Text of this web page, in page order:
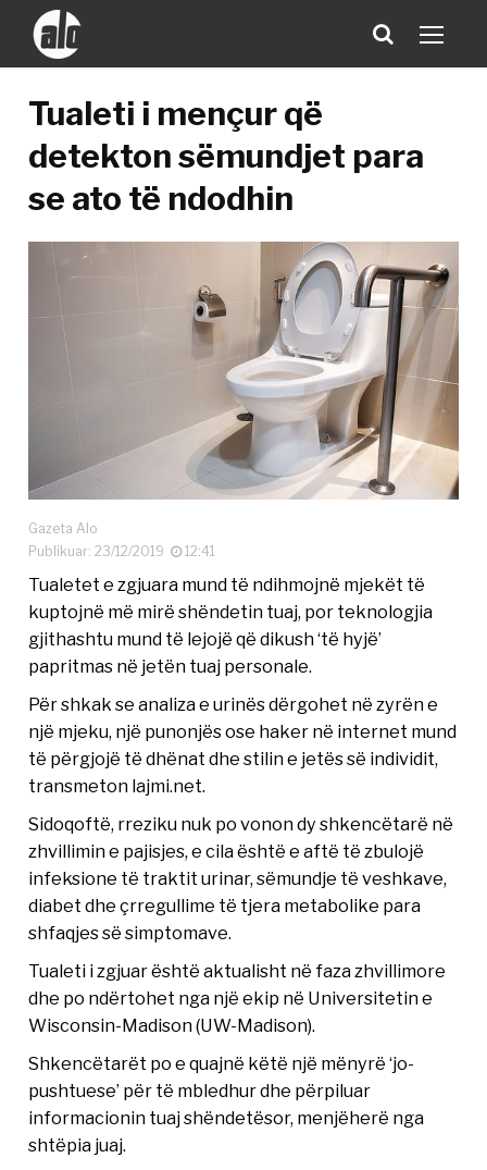
Tualeti i mençur që
detekton sëmundjet para
se ato të ndodhin
Gazeta Alo
Publikuar: 23/12/2019
12:41
Tualetet e zgjuara mund të ndihmojnë mjekët të
kuptojnë më mirë shëndetin tuaj, por teknologjia
gjithashtu mund të lejojë që dikush ‘të hyjë’
papritmas në jetën tuaj personale.
Për shkak se analiza e urinës dërgohet në zyrën e
një mjeku, një punonjës ose haker në internet mund
të përgjojë të dhënat dhe stilin e jetës së individit,
transmeton lajmi.net.
Sidoqoftë, rreziku nuk po vonon dy shkencëtarë në
zhvillimin e pajisjes, e cila është e aftë të zbulojë
infeksione të traktit urinar, sëmundje të veshkave,
diabet dhe çrregullime të tjera metabolike para
shfaqjes së simptomave.
Tualeti i zgjuar është aktualisht në faza zhvillimore
dhe po ndërtohet nga një ekip në Universitetin e
Wisconsin-Madison (UW-Madison).
Shkencëtarët po e quajnë këtë një mënyrë ‘jo-
pushtuese’ për të mbledhur dhe përpiluar
informacionin tuaj shëndetësor, menjëherë nga
shtëpia juaj.